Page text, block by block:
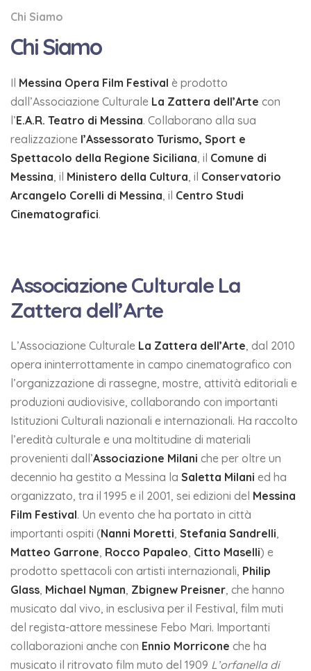
Chi Siamo
Chi Siamo
Il Messina Opera Film Festival è prodotto
dall’Associazione Culturale La Zattera dell’Arte con
l’E.A.R. Teatro di Messina. Collaborano alla sua
realizzazione l’Assessorato Turismo, Sport e
Spettacolo della Regione Siciliana, il Comune di
Messina, il Ministero della Cultura, il Conservatorio
Arcangelo Corelli di Messina, il Centro Studi
Cinematografici.
Associazione Culturale La
Zattera dell’Arte
L’Associazione Culturale La Zattera dell’Arte, dal 2010
opera ininterrottamente in campo cinematografico con
l’organizzazione di rassegne, mostre, attività editoriali e
produzioni audiovisive, collaborando con importanti
Istituzioni Culturali nazionali e internazionali. Ha raccolto
l’eredità culturale e una moltitudine di materiali
provenienti dall’Associazione Milani che per oltre un
decennio ha gestito a Messina la Saletta Milani ed ha
organizzato, tra il 1995 e il 2001, sei edizioni del Messina
Film Festival. Un evento che ha portato in città
importanti ospiti (Nanni Moretti, Stefania Sandrelli,
Matteo Garrone, Rocco Papaleo, Citto Maselli) e
prodotto spettacoli con artisti internazionali, Philip
Glass, Michael Nyman, Zbignew Preisner, che hanno
musicato dal vivo, in esclusiva per il Festival, film muti
del regista-attore messinese Febo Mari. Importanti
collaborazioni anche con Ennio Morricone che ha
musicato il ritrovato film muto del 1909 L’orfanella di